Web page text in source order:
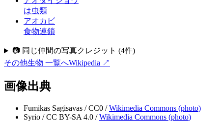
は虫類
アオカビ
食物連鎖
📷 同じ仲間の写真クレジット (4件)
その他生物 一覧へWikipedia ↗
画像出典
Fumikas Sagisavas /CC0 / Wikimedia Commons (photo)
Syrio /CC BY-SA 4.0 / Wikimedia Commons (photo)